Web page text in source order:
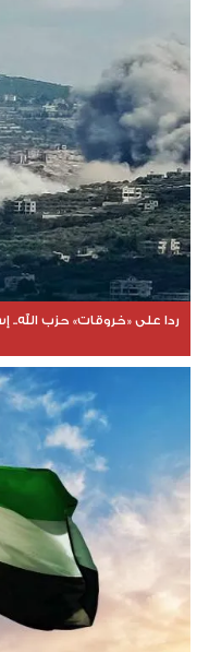
ردا على «خروقات» حزب